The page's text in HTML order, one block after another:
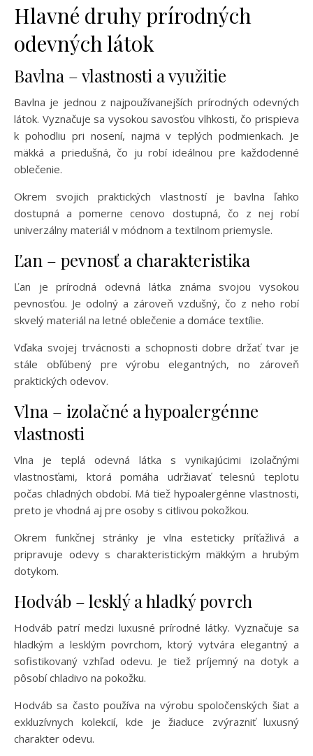
Hlavné druhy prírodných
odevných látok
Bavlna – vlastnosti a využitie
Bavlna je jednou z najpoužívanejších prírodných odevných
látok. Vyznačuje sa vysokou savosťou vlhkosti, čo prispieva
k pohodliu pri nosení, najmä v teplých podmienkach. Je
mäkká a priedušná, čo ju robí ideálnou pre každodenné
oblečenie.
Okrem svojich praktických vlastností je bavlna ľahko
dostupná a pomerne cenovo dostupná, čo z nej robí
univerzálny materiál v módnom a textilnom priemysle.
Ľan – pevnosť a charakteristika
Ľan je prírodná odevná látka známa svojou vysokou
pevnosťou. Je odolný a zároveň vzdušný, čo z neho robí
skvelý materiál na letné oblečenie a domáce textílie.
Vďaka svojej trvácnosti a schopnosti dobre držať tvar je
stále obľúbený pre výrobu elegantných, no zároveň
praktických odevov.
Vlna – izolačné a hypoalergénne
vlastnosti
Vlna je teplá odevná látka s vynikajúcimi izolačnými
vlastnosťami, ktorá pomáha udržiavať telesnú teplotu
počas chladných období. Má tiež hypoalergénne vlastnosti,
preto je vhodná aj pre osoby s citlivou pokožkou.
Okrem funkčnej stránky je vlna esteticky príťažlivá a
pripravuje odevy s charakteristickým mäkkým a hrubým
dotykom.
Hodváb – lesklý a hladký povrch
Hodváb patrí medzi luxusné prírodné látky. Vyznačuje sa
hladkým a lesklým povrchom, ktorý vytvára elegantný a
sofistikovaný vzhľad odevu. Je tiež príjemný na dotyk a
pôsobí chladivo na pokožku.
Hodváb sa často používa na výrobu spoločenských šiat a
exkluzívnych kolekcií, kde je žiaduce zvýrazniť luxusný
charakter odevu.